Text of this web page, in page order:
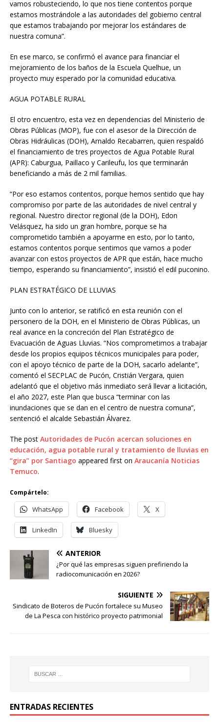
vamos robusteciendo, lo que nos tiene contentos porque
estamos mostrándole a las autoridades del gobierno central
que estamos trabajando por mejorar los estándares de
nuestra comuna”.
En ese marco, se confirmó el avance para financiar el
mejoramiento de los baños de la Escuela Quelhue, un
proyecto muy esperado por la comunidad educativa.
AGUA POTABLE RURAL
El otro encuentro, esta vez en dependencias del Ministerio de
Obras Públicas (MOP), fue con el asesor de la Dirección de
Obras Hidráulicas (DOH), Arnaldo Recabarren, quien respaldó
el financiamiento de tres proyectos de Agua Potable Rural
(APR): Caburgua, Paillaco y Carileufu, los que terminarán
beneficiando a más de 2 mil familias.
“Por eso estamos contentos, porque hemos sentido que hay
compromiso por parte de las autoridades de nivel central y
regional. Nuestro director regional (de la DOH), Edon
Velásquez, ha sido un gran hombre, porque se ha
comprometido también a apoyarme en esto, por lo tanto,
estamos contentos porque sentimos que vamos a poder
avanzar con estos proyectos de APR que están, hace mucho
tiempo, esperando su financiamiento”, insistió el edil puconino.
PLAN ESTRATÉGICO DE LLUVIAS
Junto con lo anterior, se ratificó en esta reunión con el
personero de la DOH, en el Ministerio de Obras Públicas, un
real avance en la concreción del Plan Estratégico de
Evacuación de Aguas Lluvias. “Nos comprometimos a trabajar
desde los propios equipos técnicos municipales para poder,
con el apoyo técnico de parte de la DOH, sacarlo adelante”,
comentó el SECPLAC de Pucón, Cristián Vergara, quien
adelantó que el objetivo más inmediato será llevar a licitación,
el año 2027, este Plan que busca “terminar con las
inundaciones que se dan en el centro de nuestra comuna”,
sentenció el alcalde Sebastián Álvarez.
The post Autoridades de Pucón acercan soluciones en
educación, agua potable rural y tratamiento de lluvias en
“gira” por Santiago appeared first on Araucanía Noticias
Temuco.
Compártelo:
WhatsApp Facebook X
LinkedIn Bluesky
ANTERIOR
¿Por qué las empresas siguen prefiriendo la
radiocomunicación en 2026?
SIGUIENTE
Sindicato de Boteros de Pucón fortalece su Museo
de La Pesca con histórico proyecto patrimonial
ENTRADAS RECIENTES